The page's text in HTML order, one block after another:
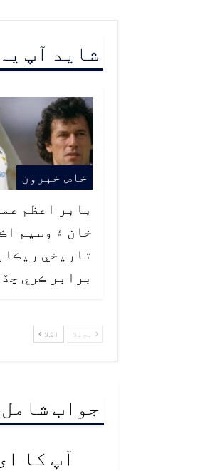
شاید آپ
خاص خبرون
بابر اعظم
خان ۽ وسيم
تاريخي
برابر ڪري
پچھلا اگلا
جواب
آپ کا